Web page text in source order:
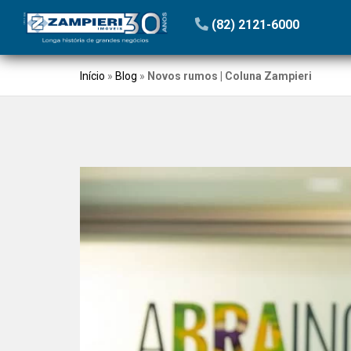
(82) 2121-6000
Início » Blog » Novos rumos | Coluna Zampieri